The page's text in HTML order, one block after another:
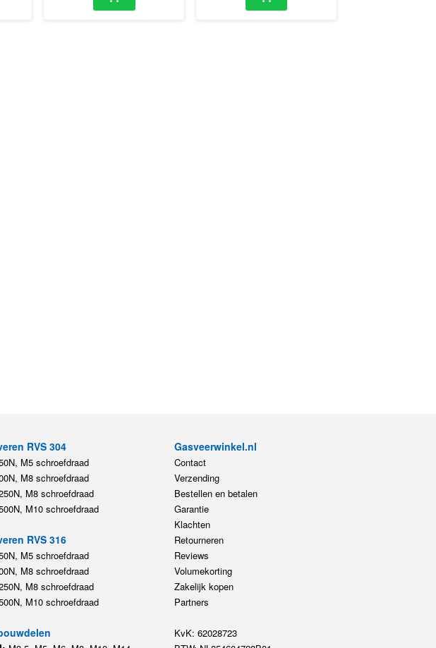
RVS 304
M5 schroefdraad
M8 schroefdraad
M8 schroefdraad
M10 schroefdraad
RVS 316
M5 schroefdraad
M8 schroefdraad
M8 schroefdraad
M10 schroefdraad
Gasveerwinkel.nl
Contact
Verzending
Bestellen en betalen
Garantie
Klachten
Retourneren
Reviews
Volumekorting
Zakelijk kopen
Partners
KvK: 62028723